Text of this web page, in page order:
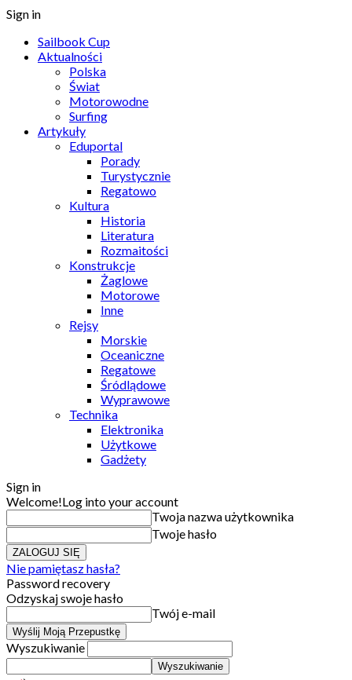
Sign in
Sailbook Cup
Aktualności
Polska
Świat
Motorowodne
Surfing
Artykuły
Eduportal
Porady
Turystycznie
Regatowo
Kultura
Historia
Literatura
Rozmaitości
Konstrukcje
Żaglowe
Motorowe
Inne
Rejsy
Morskie
Oceaniczne
Regatowe
Śródlądowe
Wyprawowe
Technika
Elektronika
Użytkowe
Gadżety
Sign in
Welcome!Log into your account
Twoja nazwa użytkownika
Twoje hasło
Nie pamiętasz hasła?
Password recovery
Odzyskaj swoje hasło
Twój e-mail
Wyszukiwanie